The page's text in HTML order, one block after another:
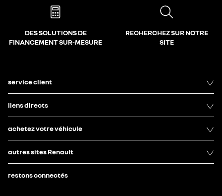
DES SOLUTIONS DE
FINANCEMENT SUR-MESURE
RECHERCHEZ SUR NOTRE
SITE
service client
liens directs
achetez votre véhicule
autres sites Renault
restons connectés